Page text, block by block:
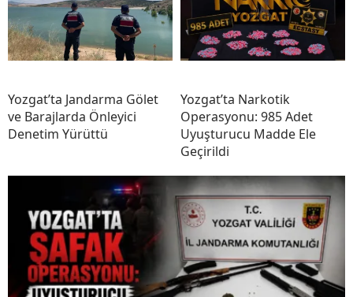
Yozgat’ta Jandarma Gölet
ve Barajlarda Önleyici
Denetim Yürüttü
Yozgat’ta Narkotik
Operasyonu: 985 Adet
Uyuşturucu Madde Ele
Geçirildi